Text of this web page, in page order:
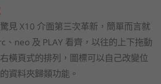
見 X10 介面第三次革新，簡單而言就
、neo 及 PLAY 看齊，以往的上下拖動
橫頁式的排列，圖標可以自己改變位
資料夾歸類功能。